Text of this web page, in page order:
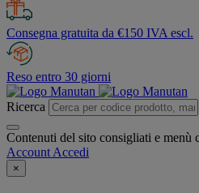
Consegna gratuita da €150 IVA escl.
Reso entro 30 giorni
Ricerca
Contenuti del sito consigliati e menù
Account Accedi
×